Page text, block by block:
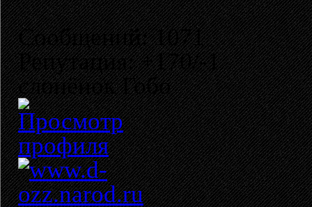
Сообщений: 1071
Репутация: +170/-1
слонёнок Гобо